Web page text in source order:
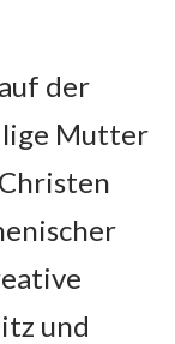
der
Mutter
und